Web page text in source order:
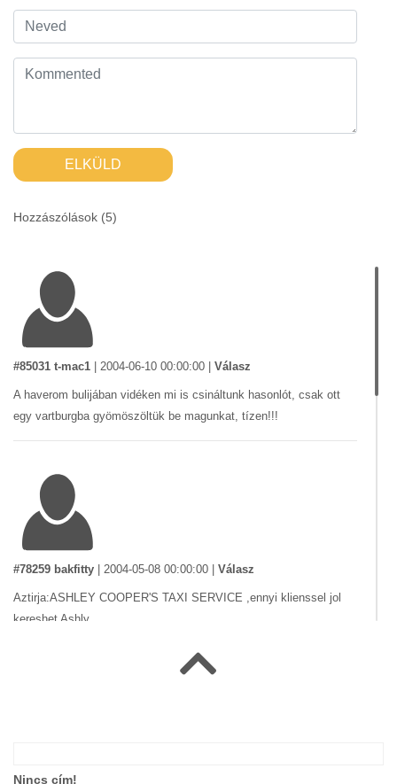
ELKÜLD
Hozzászólások (5)
#85031 t-mac1 2004-06-10 00:00:00 Válasz
A haverom bulijában vidéken mi is csináltunk hasonlót, csak ott
egy vartburgba gyömöszöltük be magunkat, tízen!!!
#78259 bakfitty 2004-05-08 00:00:00 Válasz
Aztirja:ASHLEY COOPER'S TAXI SERVICE ,ennyi klienssel jol
kereshet Ashly ....
#58589 Isti |
Nincs cím!